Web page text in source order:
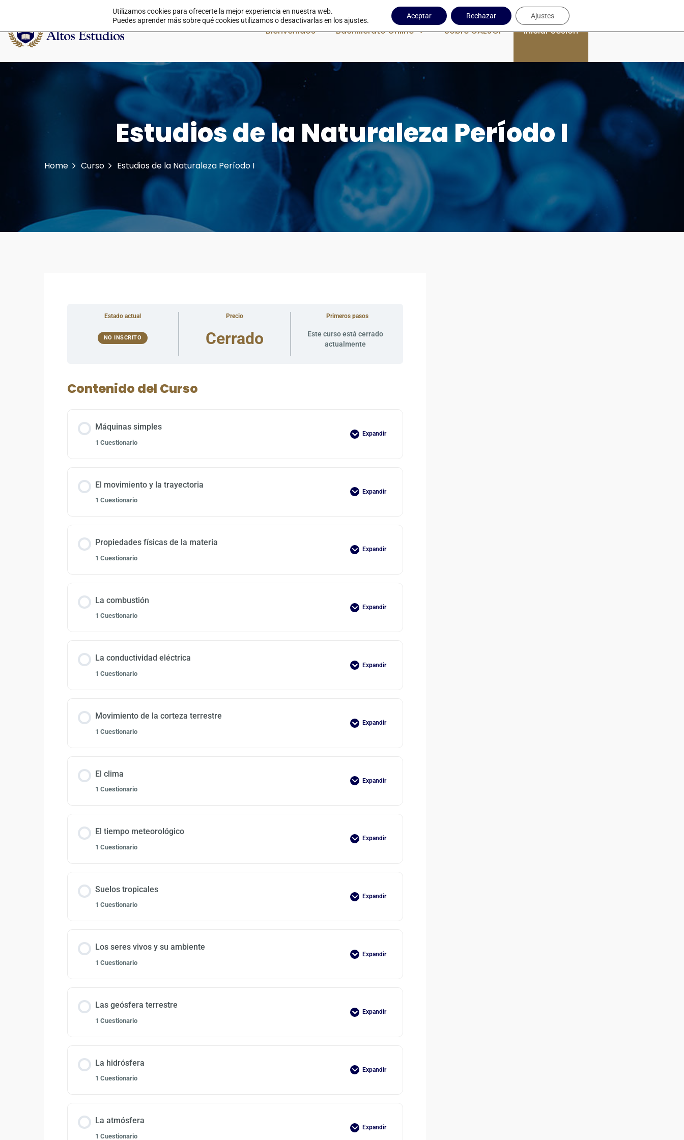
Bienvenidos Bachillerato Online Sobre CAEJCP Iniciar Sesión
Estudios de la Naturaleza Período I
Home Curso Estudios de la Naturaleza Período I
Estado actual
NO INSCRITO
Precio
Cerrado
Primeros pasos
Este curso está cerrado
actualmente
Contenido del Curso
Máquinas simples
1 Cuestionario
Expandir
El movimiento y la trayectoria
1 Cuestionario
Expandir
Propiedades físicas de la materia
1 Cuestionario
Expandir
La combustión
1 Cuestionario
Expandir
La conductividad eléctrica
1 Cuestionario
Expandir
Movimiento de la corteza terrestre
1 Cuestionario
Expandir
El clima
1 Cuestionario
Expandir
El tiempo meteorológico
1 Cuestionario
Expandir
Suelos tropicales
1 Cuestionario
Expandir
Los seres vivos y su ambiente
1 Cuestionario
Expandir
Las geósfera terrestre
1 Cuestionario
Expandir
La hidrósfera
1 Cuestionario
Expandir
La atmósfera
1 Cuestionario
Expandir
Utilizamos cookies para ofrecerte la mejor experiencia en nuestra web.
Puedes aprender más sobre qué cookies utilizamos o desactivarlas en los ajustes.
Aceptar Rechazar Ajustes